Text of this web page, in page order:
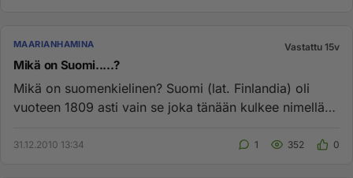
MAARIANHAMINA Vastattu 15v
Mikä on Suomi.....?
Mikä on suomenkielinen? Suomi (lat. Finlandia) oli
vuoteen 1809 asti vain se joka tänään kulkee nimellä
31.12.2010 13:34 1 352 0